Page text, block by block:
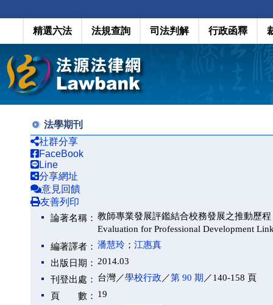
精選六法 法規查詢 司法判解 行政函釋
法學期刊
社群分享
FaceBook
Line
分享網址
意見回饋
友善列印
論著名稱： 教師專業發展評鑑結合校務發展之推動歷程
Evaluation for Professional Development
編著譯者： 潘慧玲 ； 江惠真
出版日期： 2014.03
刊登出處： 台灣／學校行政 ／第 90 期 ／140-158 頁
頁 數： 19